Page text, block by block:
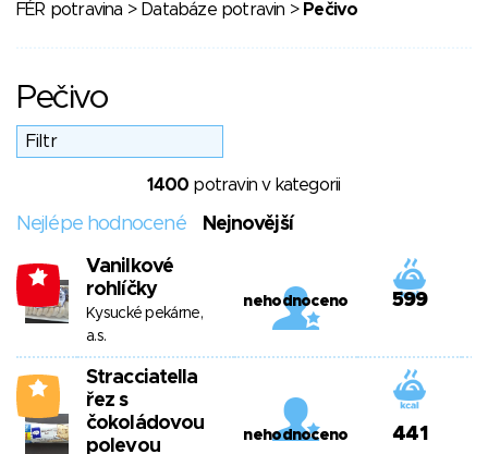
FÉR potravina > Databáze potravin > Pečivo
Pečivo
1400 potravin v kategorii
Nejlépe hodnocené Nejnovější
-1
Vanilkové
rohlíčky
Kysucké pekárne,
a.s.
nehodnoceno 599
2
Stracciatella
řez s
čokoládovou
polevou
nehodnoceno 441